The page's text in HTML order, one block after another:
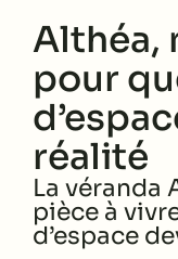
Althéa,
pour
réalité
La véranda
pièce à
d’espace